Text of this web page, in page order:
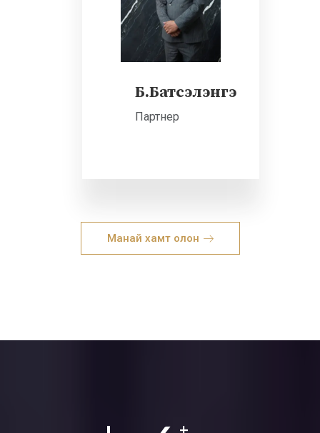
Б.Батсэлэнгэ
Партнер
Манай хамт олон